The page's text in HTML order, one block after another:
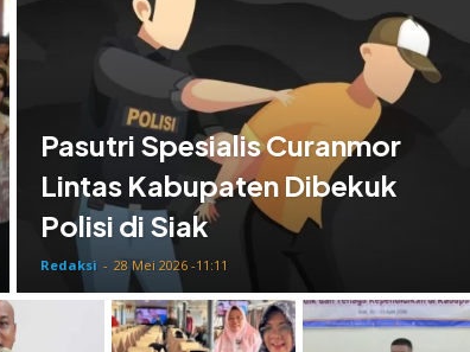
Pasutri Spesialis Curanmor
Lintas Kabupaten Dibekuk
Polisi di Siak
Redaksi - 28 Mei 2026 -11:11